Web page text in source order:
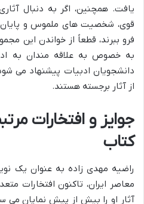
یافت. همچنین، اگر به دنبال
قوی، شخصیت های ملموس و پایان
فرو ببرند، قطعاً از خواندن این
به خصوص به علاقه مندان به
دانشجویان ادبیات پیشنهاد می
از آثار برجسته هستند.
جوایز و افتخارات
کتاب
راضیه مهدی زاده به عنوان یک
معاصر ایران، تاکنون افتخارات
آثار او را بیش از پیش نمایان می